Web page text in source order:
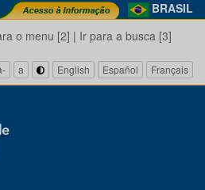
BRASIL
o menu [2] | Ir para a busca [3]
a English Español Français